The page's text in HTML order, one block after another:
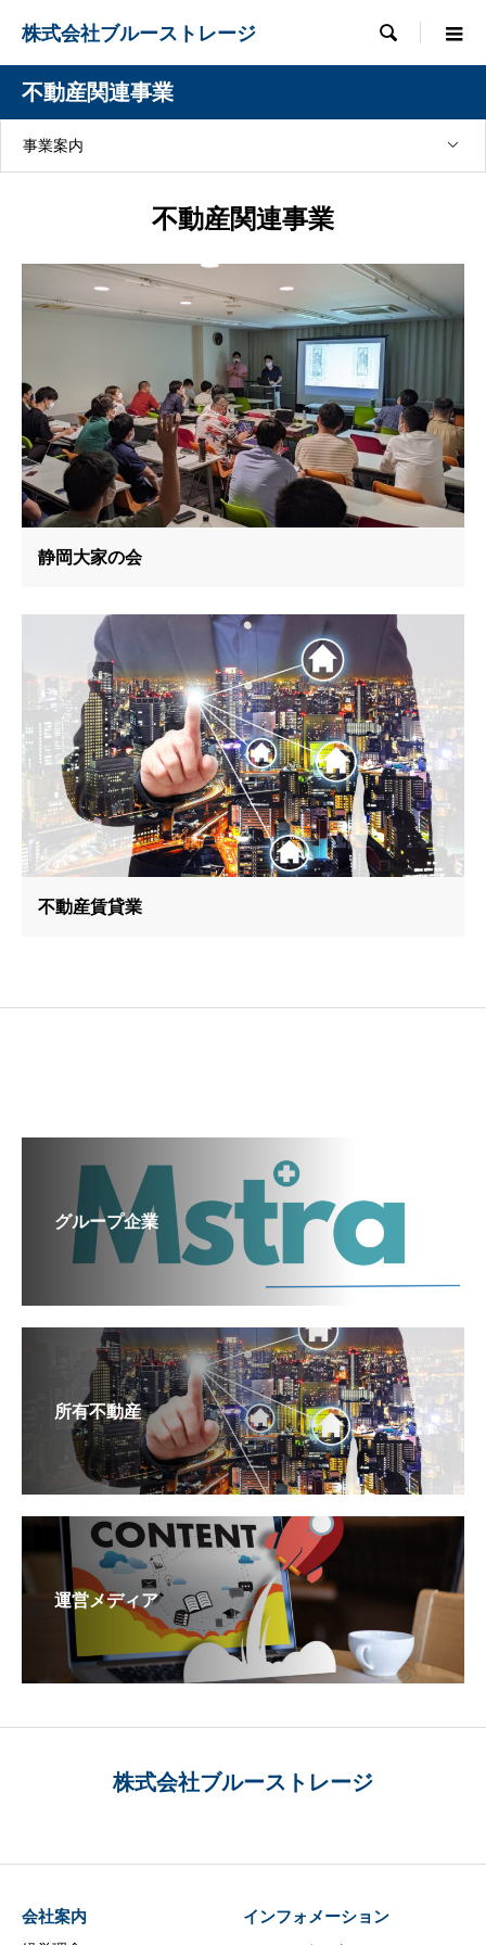
株式会社ブルーストレージ 
不動産関連事業
事業案内
不動産関連事業
静岡大家の会
不動産賃貸業
グループ企業
所有不動産
運営メディア
株式会社ブルーストレージ
会社案内 インフォメーション